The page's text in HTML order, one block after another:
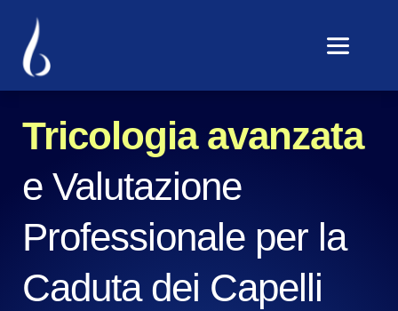
Tricologia avanzata
e Valutazione
Professionale per la
Caduta dei Capelli